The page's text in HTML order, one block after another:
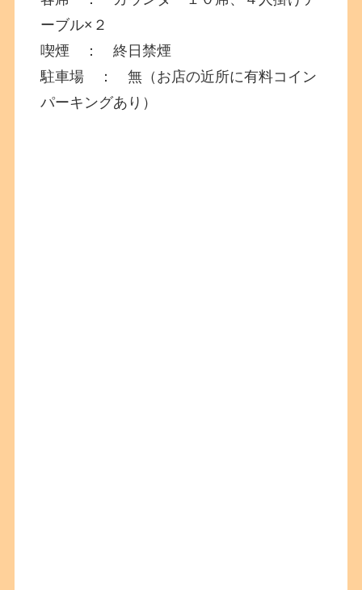
ーブル×２
喫煙 ： 終日禁煙
駐車場 ： 無（お店の近所に有料コイン
パーキングあり）